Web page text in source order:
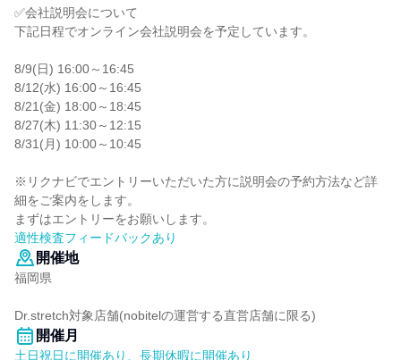
✅会社説明会について
下記日程でオンライン会社説明会を予定しています。
8/9(日) 16:00～16:45
8/12(水) 16:00～16:45
8/21(金) 18:00～18:45
8/27(木) 11:30～12:15
8/31(月) 10:00～10:45
※リクナビでエントリーいただいた方に説明会の予約方法など詳
細をご案内をします。
まずはエントリーをお願いします。
適性検査フィードバックあり
開催地
福岡県
Dr.stretch対象店舗(nobitelの運営する直営店舗に限る)
開催月
土日祝日に開催あり、長期休暇に開催あり